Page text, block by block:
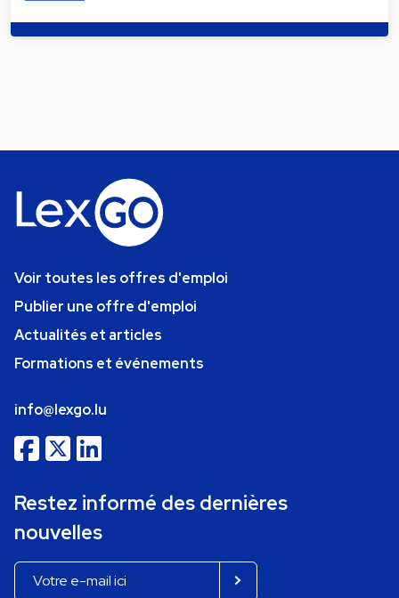
Voir toutes les offres d'emploi
Publier une offre d'emploi
Actualités et articles
Formations et événements
info@lexgo.lu
Restez informé des dernières
nouvelles